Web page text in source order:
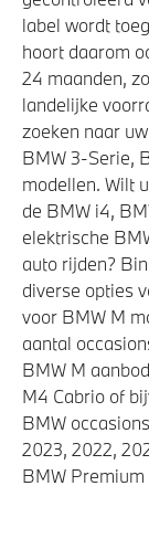
High-beam
Cruise control
Verwarmde
Driving
Comfort
Aandrijving
Anti
M Sport
Active
label wordt
hoort daarom
24 maanden,
landelijke
zoeken naar
BMW 3-Serie,
modellen. Wilt
de BMW i4,
elektrische
auto rijden?
diverse opties
voor BMW M
aantal
BMW M
M4 Cabrio of
BMW
2023, 2022,
BMW